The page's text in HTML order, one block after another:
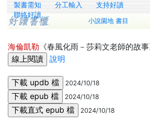
製書需知
分工輸入
支持好讀
聯絡好讀
小說園地 書目
海倫凱勒 《春風化雨－莎莉文老師的故事
說明
2024/10/18
2024/10/18
2024/10/18